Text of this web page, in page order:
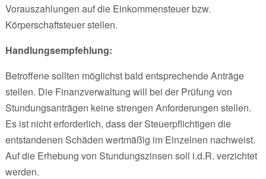
Vorauszahlungen auf die Einkommensteuer bzw.
Körperschaftsteuer stellen.
Handlungsempfehlung:
Betroffene sollten möglichst bald entsprechende Anträge
stellen. Die Finanzverwaltung will bei der Prüfung von
Stundungsanträgen keine strengen Anforderungen stellen.
Es ist nicht erforderlich, dass der Steuerpflichtigen die
entstandenen Schäden wertmäßig im Einzelnen nachweist.
Auf die Erhebung von Stundungszinsen soll i.d.R. verzichtet
werden.